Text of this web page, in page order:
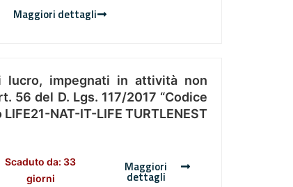
Maggiori dettagli
impegnati in attività non
56 del D. Lgs. 117/2017 “Codice
NAT-IT-LIFE TURTLENEST
Scaduto da: 33
giorni
Maggiori
dettagli